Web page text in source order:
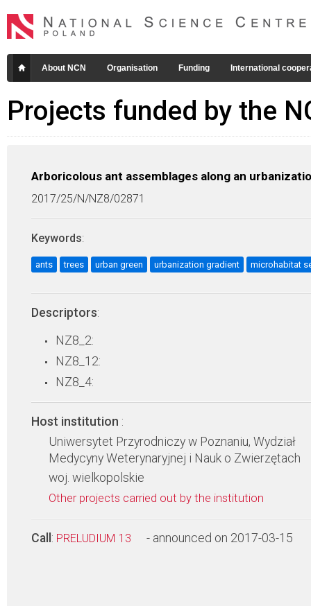
About NCN Organisation Funding International
Projects funded by the
Arboricolous ant assemblages along an
2017/25/N/NZ8/02871
Keywords:
ants trees urban green urbanization gradient microhabitat
Descriptors:
NZ8_2:
NZ8_12:
NZ8_4:
Host institution :
Uniwersytet Przyrodniczy w Poznaniu, Wydział
Medycyny Weterynaryjnej i Nauk o Zwierzętach
woj. wielkopolskie
Other projects carried out by the institution
Call : PRELUDIUM 13 - announced on 2017-03-15